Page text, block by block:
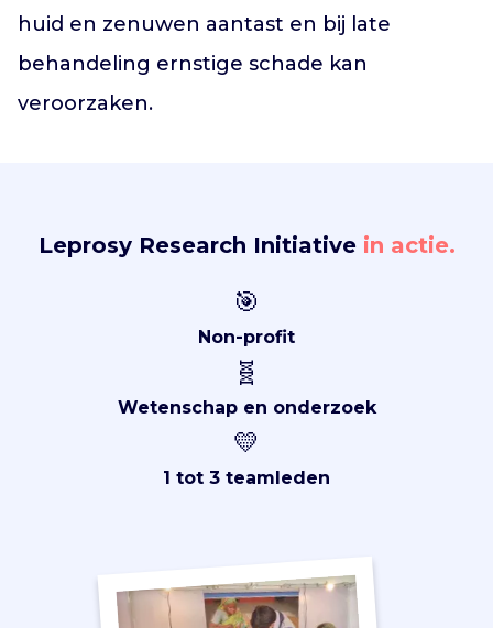
huid en zenuwen aantast en bij late
behandeling ernstige schade kan
veroorzaken.
Leprosy Research Initiativein actie.
🎯
Non-profit
🧬
Wetenschap en onderzoek
💛
1 tot 3 teamleden